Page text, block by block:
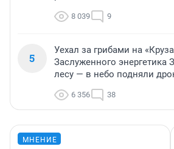
8 039 9
5
Уехал за грибами на
Заслуженного энергетика
лесу — в небо подняли
6 356 38
МНЕНИЕ